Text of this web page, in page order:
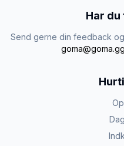
Har du
Send gerne din feedback
goma@goma.gg